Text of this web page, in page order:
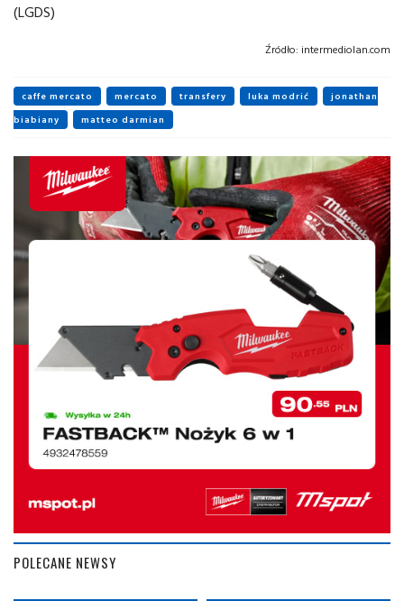
(LGDS)
Źródło: intermediolan.com
caffe mercato mercato transfery luka modrić
jonathan
biabiany
matteo darmian
POLECANE NEWSY